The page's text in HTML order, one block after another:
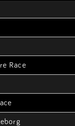
Race